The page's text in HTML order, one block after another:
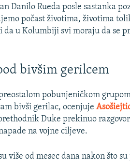
Danilo Rueda posle sastanka
počast životima, životima
da u Kolumbiji svi moraju da se
bivšim gerilcem
pobunjeničkom
bivši gerilac, ocenjuje
Duke prekinuo
na vojne ciljeve.
više od mesec dana nakon što